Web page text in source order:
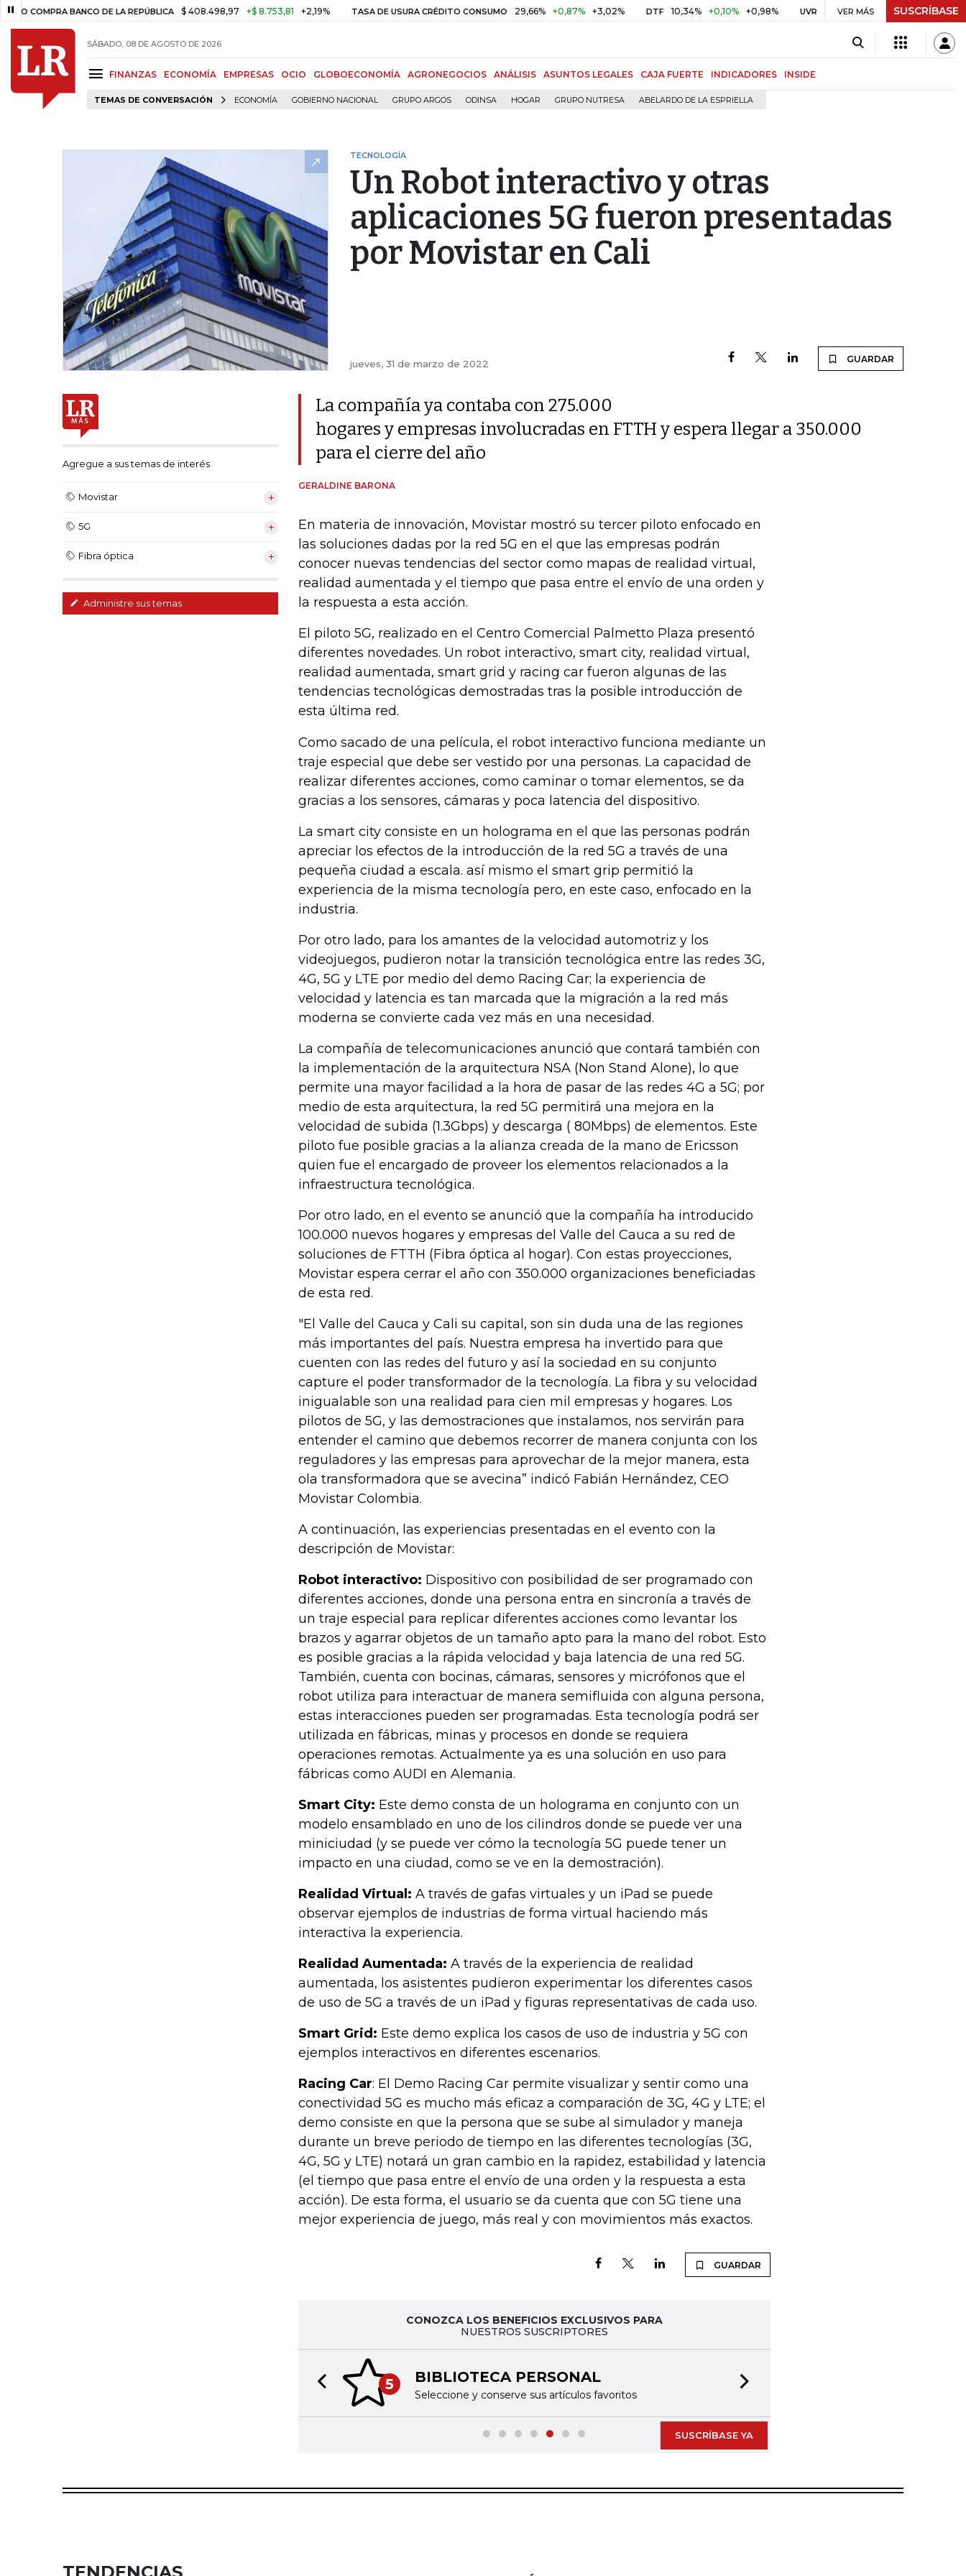
BANCO DE LA REPÚBLICA $ 408.498,97 +$ 8.753,81 +2,19% TASA DE USURA CRÉDITO CONSUMO 29,66% +0,87% +3,02% DTF 10,34% +0,10% +0,98% UVR $ 416,96 +$ 0,05 +0,01% BITCOIN
VER MÁS SUSCRÍBASE
SÁBADO, 08 DE AGOSTO DE 2026
FINANZAS ECONOMÍA EMPRESAS OCIO GLOBOECONOMÍA AGRONEGOCIOS ANÁLISIS ASUNTOS LEGALES CAJA FUERTE INDICADORES INSIDE
TEMAS DE CONVERSACIÓN ECONOMÍA GOBIERNO NACIONAL GRUPO ARGOS ODINSA HOGAR GRUPO NUTRESA ABELARDO DE LA ESPRIELLA
TECNOLOGÍA
Un Robot interactivo y otras
aplicaciones 5G fueron presentadas
por Movistar en Cali
jueves, 31 de marzo de 2022 GUARDAR
Agregue a sus temas de interés
Movistar
5G
Fibra óptica
Administre sus temas
La compañía ya contaba con 275.000
hogares y empresas involucradas en FTTH y espera llegar a 350.000
para el cierre del año
GERALDINE BARONA
En materia de innovación, Movistar mostró su tercer piloto enfocado en
las soluciones dadas por la red 5G en el que las empresas podrán
conocer nuevas tendencias del sector como mapas de realidad virtual,
realidad aumentada y el tiempo que pasa entre el envío de una orden y
la respuesta a esta acción.
El piloto 5G, realizado en el Centro Comercial Palmetto Plaza presentó
diferentes novedades. Un robot interactivo, smart city, realidad virtual,
realidad aumentada, smart grid y racing car fueron algunas de las
tendencias tecnológicas demostradas tras la posible introducción de
esta última red.
Como sacado de una película, el robot interactivo funciona mediante un
traje especial que debe ser vestido por una personas. La capacidad de
realizar diferentes acciones, como caminar o tomar elementos, se da
gracias a los sensores, cámaras y poca latencia del dispositivo.
La smart city consiste en un holograma en el que las personas podrán
apreciar los efectos de la introducción de la red 5G a través de una
pequeña ciudad a escala. así mismo el smart grip permitió la
experiencia de la misma tecnología pero, en este caso, enfocado en la
industria.
Por otro lado, para los amantes de la velocidad automotriz y los
videojuegos, pudieron notar la transición tecnológica entre las redes 3G,
4G, 5G y LTE por medio del demo Racing Car; la experiencia de
velocidad y latencia es tan marcada que la migración a la red más
moderna se convierte cada vez más en una necesidad.
La compañía de telecomunicaciones anunció que contará también con
la implementación de la arquitectura NSA (Non Stand Alone), lo que
permite una mayor facilidad a la hora de pasar de las redes 4G a 5G; por
medio de esta arquitectura, la red 5G permitirá una mejora en la
velocidad de subida (1.3Gbps) y descarga ( 80Mbps) de elementos. Este
piloto fue posible gracias a la alianza creada de la mano de Ericsson
quien fue el encargado de proveer los elementos relacionados a la
infraestructura tecnológica.
Por otro lado, en el evento se anunció que la compañía ha introducido
100.000 nuevos hogares y empresas del Valle del Cauca a su red de
soluciones de FTTH (Fibra óptica al hogar). Con estas proyecciones,
Movistar espera cerrar el año con 350.000 organizaciones beneficiadas
de esta red.
"El Valle del Cauca y Cali su capital, son sin duda una de las regiones
más importantes del país. Nuestra empresa ha invertido para que
cuenten con las redes del futuro y así la sociedad en su conjunto
capture el poder transformador de la tecnología. La fibra y su velocidad
inigualable son una realidad para cien mil empresas y hogares. Los
pilotos de 5G, y las demostraciones que instalamos, nos servirán para
entender el camino que debemos recorrer de manera conjunta con los
reguladores y las empresas para aprovechar de la mejor manera, esta
ola transformadora que se avecina” indicó Fabián Hernández, CEO
Movistar Colombia.
A continuación, las experiencias presentadas en el evento con la
descripción de Movistar:
Robot interactivo: Dispositivo con posibilidad de ser programado con
diferentes acciones, donde una persona entra en sincronía a través de
un traje especial para replicar diferentes acciones como levantar los
brazos y agarrar objetos de un tamaño apto para la mano del robot. Esto
es posible gracias a la rápida velocidad y baja latencia de una red 5G.
También, cuenta con bocinas, cámaras, sensores y micrófonos que el
robot utiliza para interactuar de manera semifluida con alguna persona,
estas interacciones pueden ser programadas. Esta tecnología podrá ser
utilizada en fábricas, minas y procesos en donde se requiera
operaciones remotas. Actualmente ya es una solución en uso para
fábricas como AUDI en Alemania.
Smart City: Este demo consta de un holograma en conjunto con un
modelo ensamblado en uno de los cilindros donde se puede ver una
miniciudad (y se puede ver cómo la tecnología 5G puede tener un
impacto en una ciudad, como se ve en la demostración).
Realidad Virtual: A través de gafas virtuales y un iPad se puede
observar ejemplos de industrias de forma virtual haciendo más
interactiva la experiencia.
Realidad Aumentada: A través de la experiencia de realidad
aumentada, los asistentes pudieron experimentar los diferentes casos
de uso de 5G a través de un iPad y figuras representativas de cada uso.
Smart Grid: Este demo explica los casos de uso de industria y 5G con
ejemplos interactivos en diferentes escenarios.
Racing Car: El Demo Racing Car permite visualizar y sentir como una
conectividad 5G es mucho más eficaz a comparación de 3G, 4G y LTE; el
demo consiste en que la persona que se sube al simulador y maneja
durante un breve periodo de tiempo en las diferentes tecnologías (3G,
4G, 5G y LTE) notará un gran cambio en la rapidez, estabilidad y latencia
(el tiempo que pasa entre el envío de una orden y la respuesta a esta
acción). De esta forma, el usuario se da cuenta que con 5G tiene una
mejor experiencia de juego, más real y con movimientos más exactos.
GUARDAR
CONOZCA LOS BENEFICIOS EXCLUSIVOS PARA
NUESTROS SUSCRIPTORES
5 BIBLIOTECA PERSONAL
Seleccione y conserve sus artículos favoritos
Previous slide
SUSCRÍBASE YA